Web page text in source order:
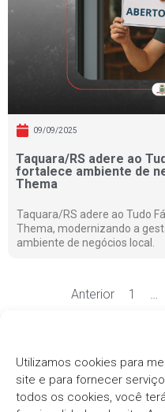
Utilizamos cookies para
site e para fornecer
todos os cookies, você
09/09/2025
Taquara/RS adere ao
fortalece ambiente de
Thema
Taquara/RS adere ao Tudo
Thema, modernizando a
ambiente de negócios local.
Anterior 1 …